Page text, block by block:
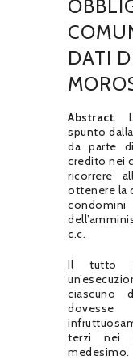
DATI
Abstract.
spunto
da parte
credito nei
ricorrere
ottenere la
c.c.
Il tutto
ciascuno
terzi nei
medesimo.